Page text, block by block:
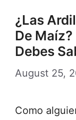
¿Las
De Maíz?
Debes
August 25,
Como